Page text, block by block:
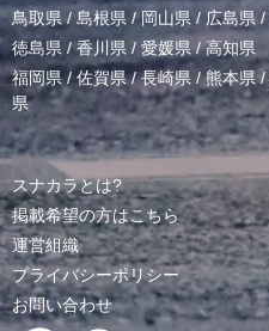
鳥取県/ 島根県 /岡山県/ 広島県 /
徳島県 /香川県 / 愛媛県/高知県
福岡県/佐賀県/長崎県 /熊本県/
県
スナカラとは?
掲載希望の方はこちら
運営組織
プライバシーポリシー
お問い合わせ